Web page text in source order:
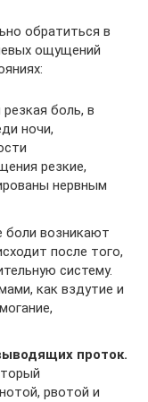
обратиться в
ощущений
боль, в
ночи,
резкие,
нервным
возникают
после того,
систему.
как вздутие и
проток.
рвотой и